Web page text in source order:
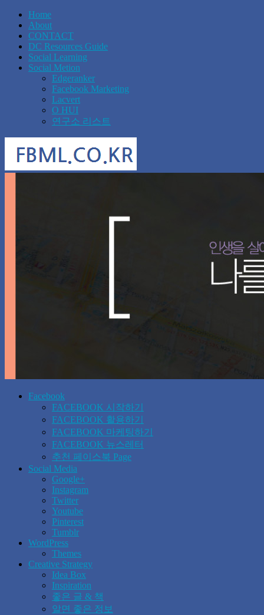
Home
About
CONTACT
DC Resources Guide
Social Learning
Social Metion
Edgeranker
Facebook Marketing
Lacvert
O HUI
연구소 리스트
Facebook
FACEBOOK 시작하기
FACEBOOK 활용하기
FACEBOOK 마케팅하기
FACEBOOK 뉴스레터
추천 페이스북 Page
Social Media
Google+
Instagram
Twitter
Youtube
Pinterest
Tumblr
WordPress
Themes
Creative Strategy
Idea Box
Inspiration
좋은 글 & 책
알면 좋은 정보